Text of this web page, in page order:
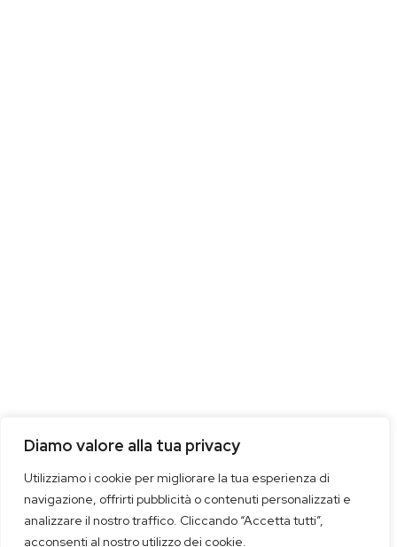
Diamo valore alla tua privacy
Utilizziamo i cookie per migliorare la tua esperienza di
navigazione, offrirti pubblicità o contenuti personalizzati e
analizzare il nostro traffico. Cliccando “Accetta tutti”,
acconsenti al nostro utilizzo dei cookie.